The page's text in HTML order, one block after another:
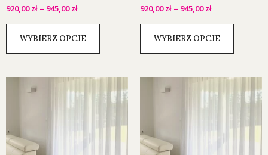
920,00zł – 945,00zł
WYBIERZ OPCJE
920,00zł – 945,00zł
WYBIERZ OPCJE